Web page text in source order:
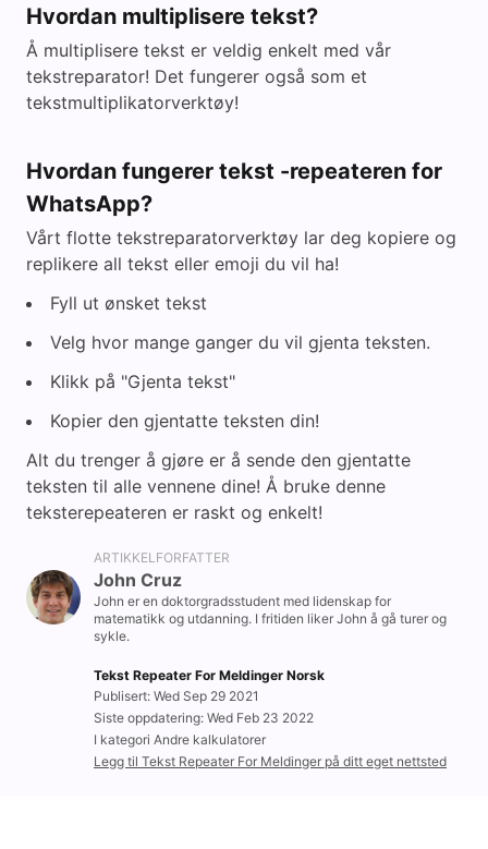
Hvordan multiplisere tekst?
Å multiplisere tekst er veldig enkelt med vår
tekstreparator! Det fungerer også som et
tekstmultiplikatorverktøy!
Hvordan fungerer tekst -repeateren for
WhatsApp?
Vårt flotte tekstreparatorverktøy lar deg kopiere og
replikere all tekst eller emoji du vil ha!
Fyll ut ønsket tekst
Velg hvor mange ganger du vil gjenta teksten.
Klikk på "Gjenta tekst"
Kopier den gjentatte teksten din!
Alt du trenger å gjøre er å sende den gjentatte
teksten til alle vennene dine! Å bruke denne
teksterepeateren er raskt og enkelt!
ARTIKKELFORFATTER
John Cruz
John er en doktorgradsstudent med lidenskap for
matematikk og utdanning. I fritiden liker John å gå turer og
sykle.
Tekst Repeater For Meldinger Norsk
Publisert: Wed Sep 29 2021
Siste oppdatering: Wed Feb 23 2022
I kategori Andre kalkulatorer
Legg til Tekst Repeater For Meldinger på ditt eget nettsted